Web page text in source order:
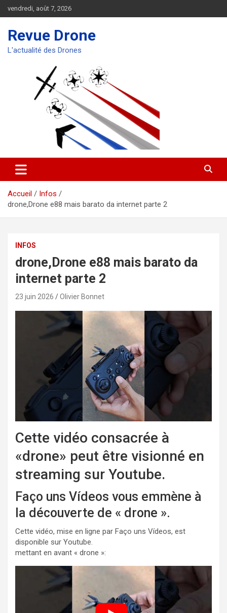
au
vendredi, août 7, 2026
Revue Drone
L'actualité des Drones
Accueil
Infos
drone,Drone e88 mais barato da internet parte 2
INFOS
drone,Drone e88 mais barato da
internet parte 2
23 juin 2026 Olivier Bonnet
Cette vidéo consacrée à
«drone» peut être visionné en
streaming sur Youtube.
Faço uns Vídeos vous emmène à
la découverte de « drone ».
Cette vidéo, mise en ligne par Faço uns Vídeos, est
disponible sur Youtube.
mettant en avant « drone »: